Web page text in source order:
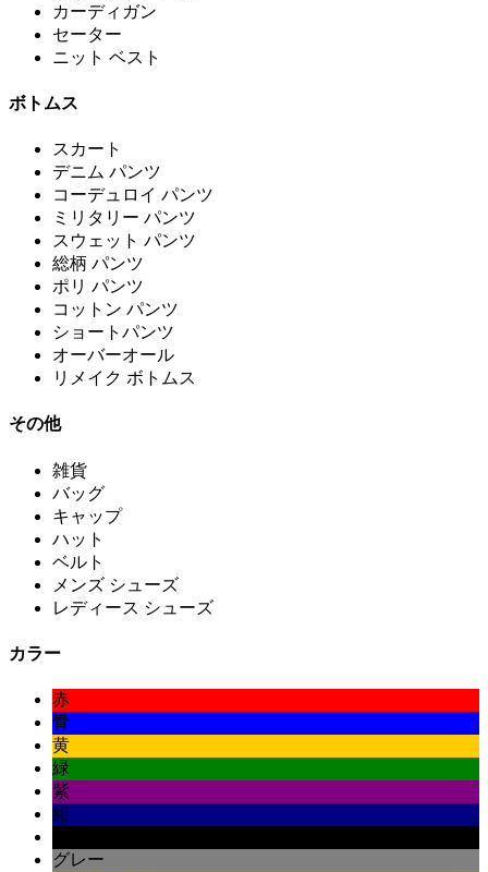
カーディガン
セーター
ニット ベスト
ボトムス
スカート
デニム パンツ
コーデュロイ パンツ
ミリタリー パンツ
スウェット パンツ
総柄 パンツ
ポリ パンツ
コットン パンツ
ショートパンツ
オーバーオール
リメイク ボトムス
その他
雑貨
バッグ
キャップ
ハット
ベルト
メンズ シューズ
レディース シューズ
カラー
赤
青
黄
緑
紫
紺
グレー